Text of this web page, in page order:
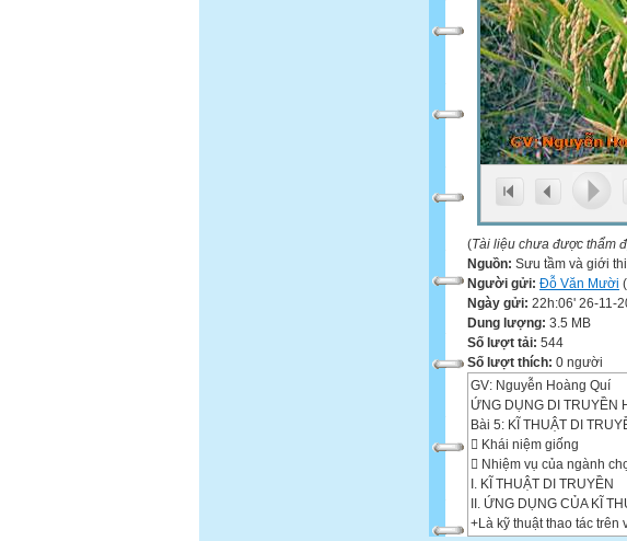
(Tài liệu chưa được thẩm
Nguồn: Sưu tầm và giới
Người gửi: Đỗ Văn Mười (
Ngày gửi: 22h:06' 26-11-
Dung lượng: 3.5 MB
Số lượt tải: 544
Số lượt thích: 0 người
GV: Nguyễn Hoàng Quí
ỨNG DỤNG DI TRUYỀN
Bài 5: KĨ THUẬT DI
 Khái niệm giống
 Nhiệm vụ của ngành
I. KĨ THUẬT DI TRUYỀN
II. ỨNG DỤNG CỦA KĨ
+Là kỹ thuật thao tác trên